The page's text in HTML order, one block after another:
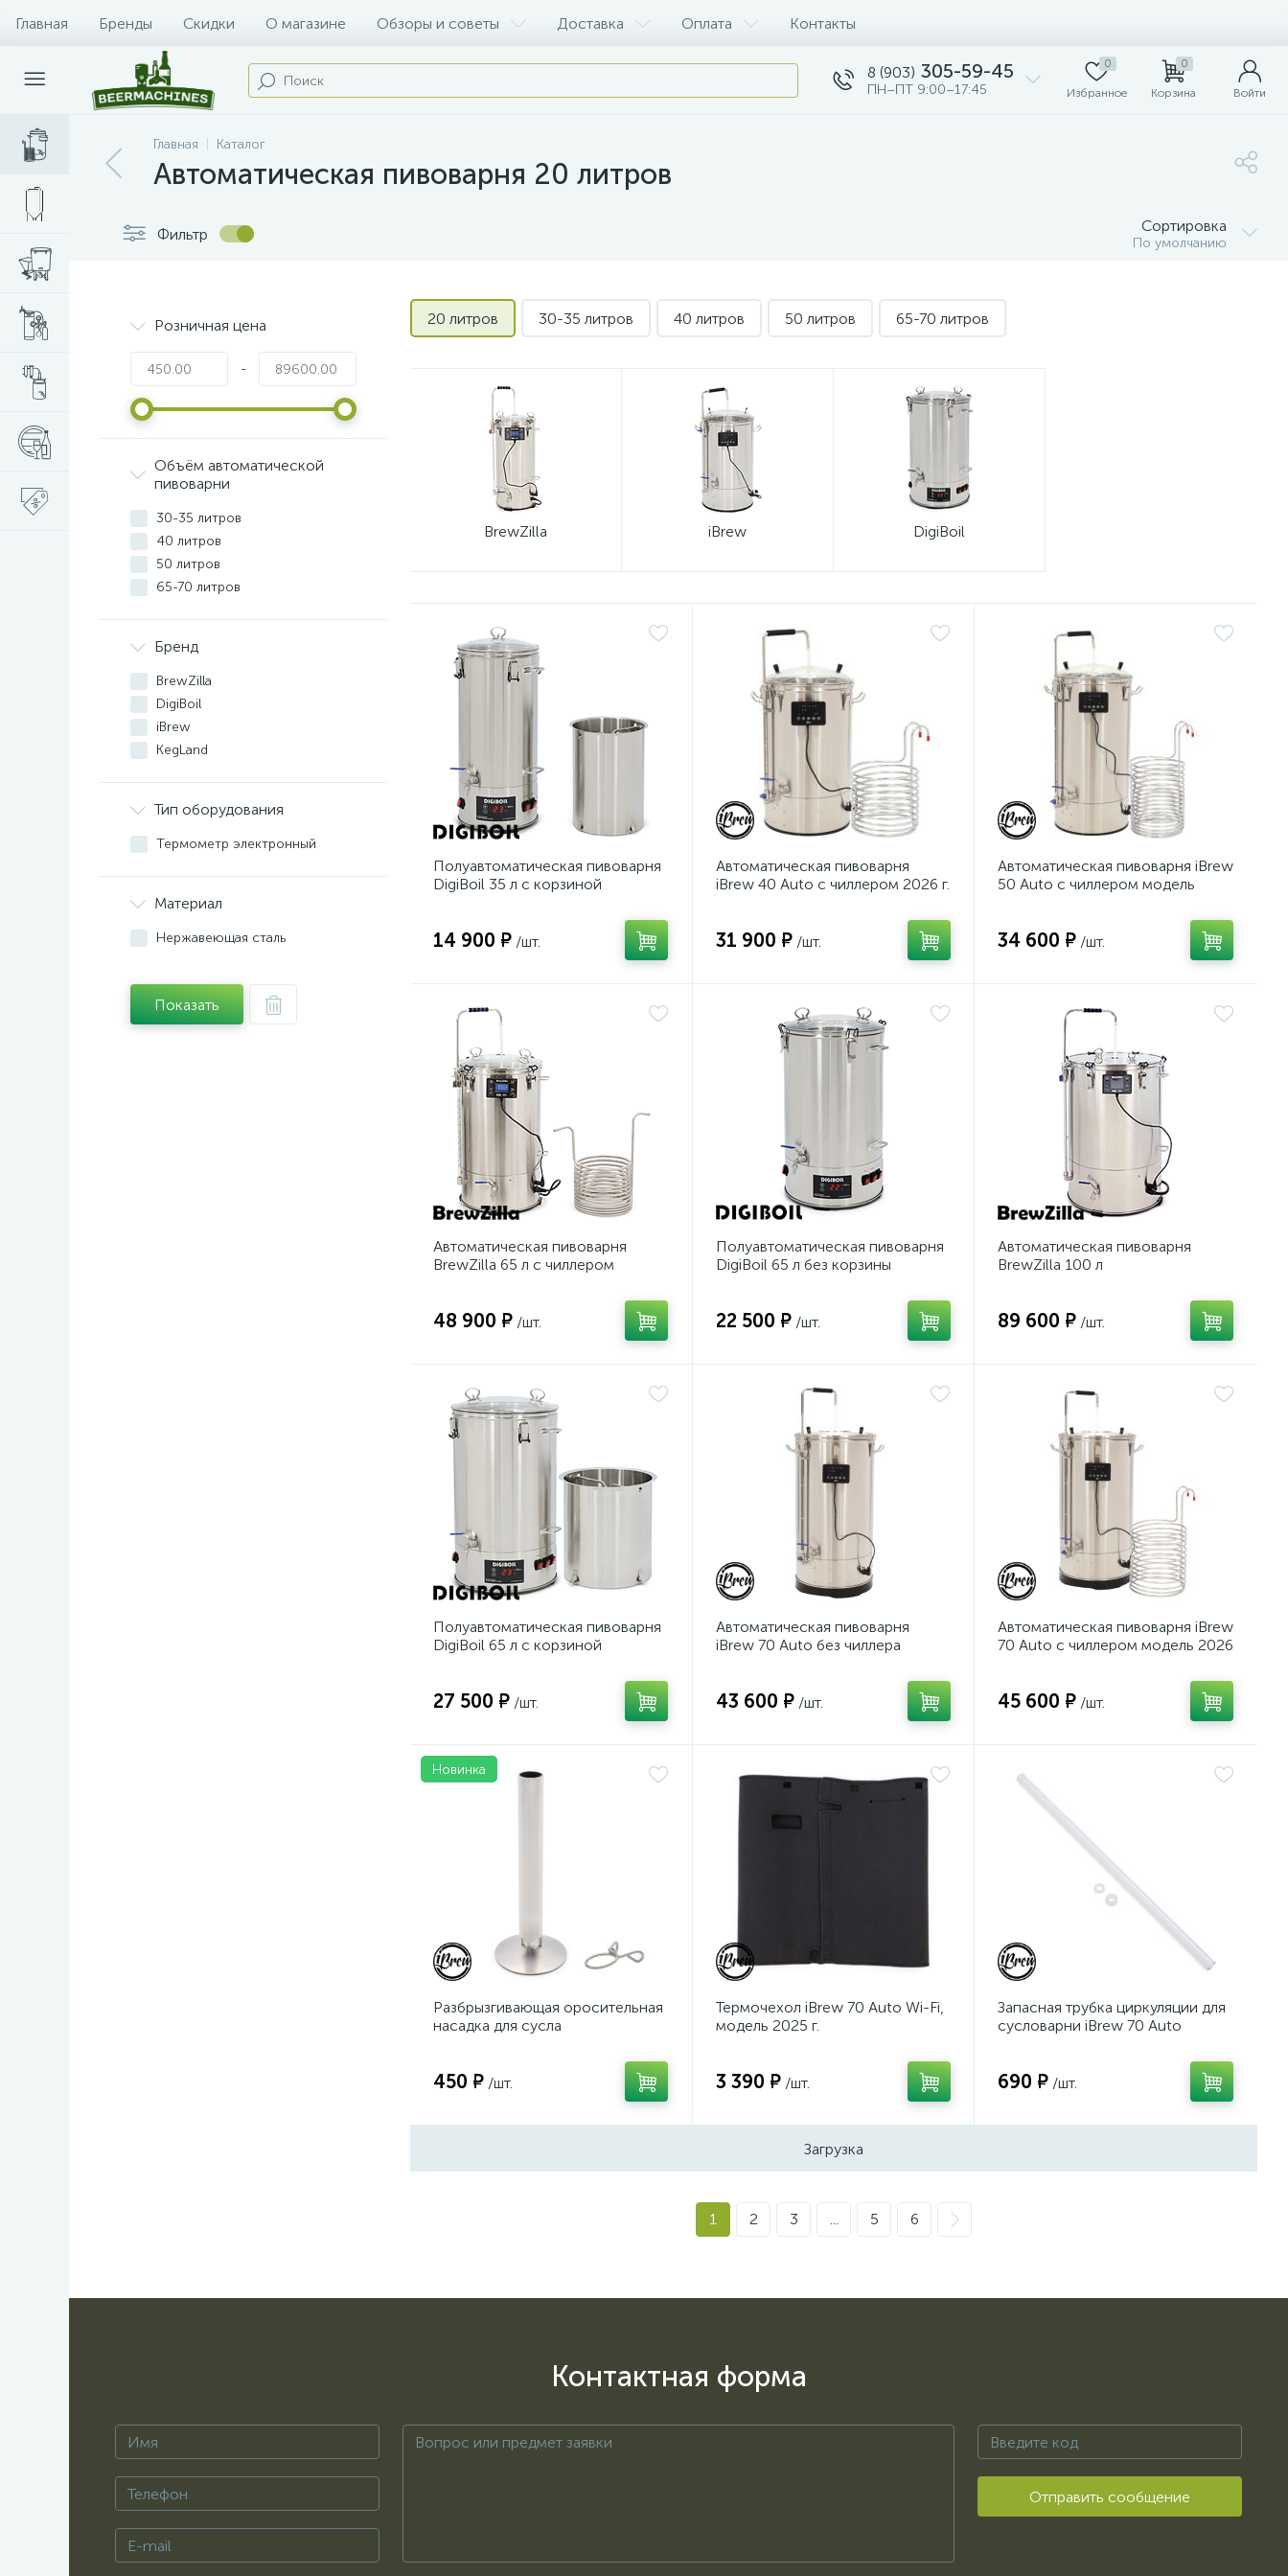
Главная Бренды Скидки О магазине Обзоры и советы Доставка Оплата Контакты
8 (903) 305-59-45
ПН–ПТ 9:00–17:45
0
Избранное
0
Корзина Войти
Главная Каталог
Автоматическая пивоварня 20 литров
Фильтр Сортировка
По умолчанию
Розничная цена
-
Объём автоматической
пивоварни
30-35 литров
40 литров
50 литров
65-70 литров
Бренд
BrewZilla
DigiBoil
iBrew
KegLand
Тип оборудования
Термометр электронный
Материал
Нержавеющая сталь
Показать
20 литров 30-35 литров 40 литров 50 литров 65-70 литров
BrewZilla iBrew DigiBoil
Полуавтоматическая пивоварня
DigiBoil 35 л с корзиной
14 900 ₽ /шт.
Автоматическая пивоварня
iBrew 40 Auto с чиллером 2026 г.
31 900 ₽ /шт.
Автоматическая пивоварня iBrew
50 Auto с чиллером модель
34 600 ₽ /шт.
Автоматическая пивоварня
BrewZilla 65 л с чиллером
48 900 ₽ /шт.
Полуавтоматическая пивоварня
DigiBoil 65 л без корзины
22 500 ₽ /шт.
Автоматическая пивоварня
BrewZilla 100 л
89 600 ₽ /шт.
Полуавтоматическая пивоварня
DigiBoil 65 л с корзиной
27 500 ₽ /шт.
Автоматическая пивоварня
iBrew 70 Auto без чиллера
43 600 ₽ /шт.
Автоматическая пивоварня iBrew
70 Auto с чиллером модель 2026
45 600 ₽ /шт.
Новинка
Разбрызгивающая оросительная
насадка для сусла
450 ₽ /шт.
Термочехол iBrew 70 Auto Wi-Fi,
модель 2025 г.
3 390 ₽ /шт.
Запасная трубка циркуляции для
сусловарни iBrew 70 Auto
690 ₽ /шт.
Загрузка
1 2 3 ... 5 6
Контактная форма
Отправить сообщение